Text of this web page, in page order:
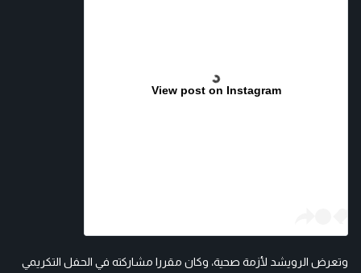
View post on Instagram
وتعرض الرويشد لأزمة صحية، وكان مقررا مشاركته في الحفل التكريمي